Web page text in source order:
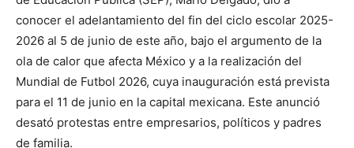
conocer el adelantamiento del fin del ciclo escolar 2025-
2026 al 5 de junio de este año, bajo el argumento de la
ola de calor que afecta México y a la realización del
Mundial de Futbol 2026, cuya inauguración está prevista
para el 11 de junio en la capital mexicana. Este anunció
desató protestas entre empresarios, políticos y padres
de familia.